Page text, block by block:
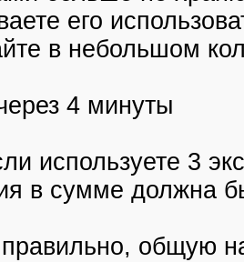
его
в небольшом
4 минуты
используете 3
в сумме должна
общую